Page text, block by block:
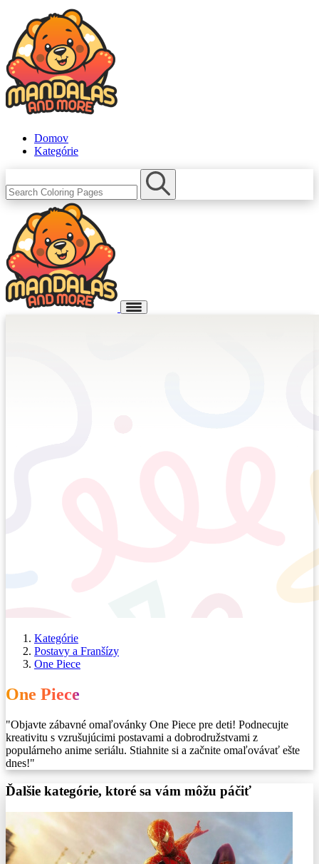
Domov
Kategórie
Kategórie
Postavy a Franšízy
One Piece
One Piece
"Objavte zábavné omaľovánky One Piece pre deti! Podnecujte
kreativitu s vzrušujúcimi postavami a dobrodružstvami z
populárneho anime seriálu. Stiahnite si a začnite omaľovávať ešte
dnes!"
Ďalšie kategórie, ktoré sa vám môžu páčiť